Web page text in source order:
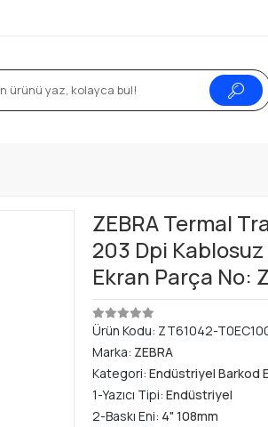
ZEBRA Termal
203 Dpi Kablosuz
Ekran Parça No:
Ürün Kodu: ZT61042-
Marka: ZEBRA
Kategori: Endüstriyel Barkod
1-Yazıcı Tipi: Endüstriyel
2-Baskı Eni: 4" 108mm